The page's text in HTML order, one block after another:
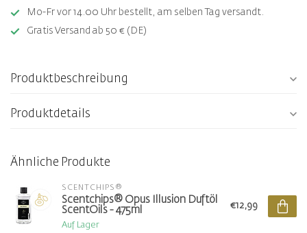
Mo-Fr vor 14.00 Uhr bestellt, am selben Tag versandt.
Gratis Versand ab 50 € (DE)
Produktbeschreibung
Produktdetails
Ähnliche Produkte
SCENTCHIPS®
Scentchips® Opus Illusion Duftöl
ScentOils - 475ml
Auf Lager
€12,99